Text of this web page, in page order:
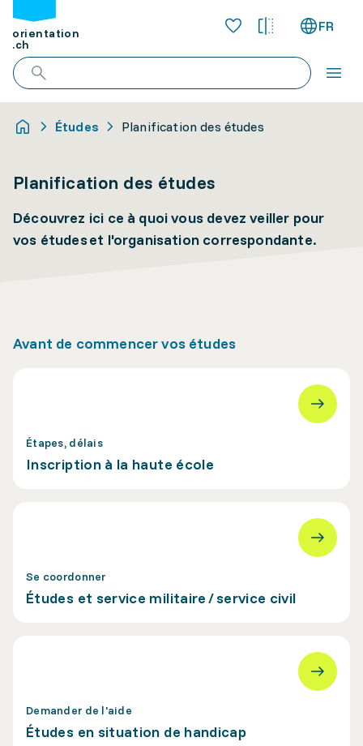
orientation
.ch
FR
Études Planification des études
Planification des études
Découvrez ici ce à quoi vous devez veiller pour
vos études et l'organisation correspondante.
Avant de commencer vos études
Étapes, délais
Inscription à la haute école
Se coordonner
Études et service militaire / service civil
Demander de l'aide
Études en situation de handicap